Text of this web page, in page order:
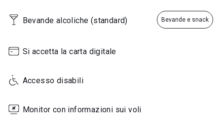
Friday 04:00 - 02:00
Sunday
Bevande alcoliche (standard) Bevande e snack
Si accetta la carta digitale
Accesso disabili
Monitor con informazioni sui voli